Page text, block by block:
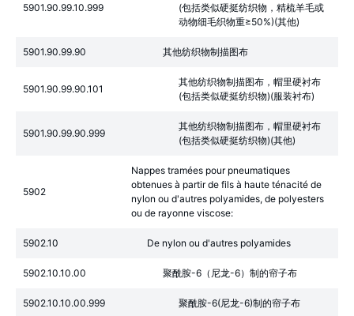
5901.90.99.10.999
(包括类似硬挺纺织物，精梳羊毛或
动物细毛织物重≥50%)(其他)
5901.90.99.90 其他纺织物制描图布
5901.90.99.90.101
其他纺织物制描图布，帽里硬衬布
(包括类似硬挺纺织物)(服装衬布)
5901.90.99.90.999
其他纺织物制描图布，帽里硬衬布
(包括类似硬挺纺织物)(其他)
5902
Nappes tramées pour pneumatiques
obtenues à partir de fils à haute ténacité de
nylon ou d'autres polyamides, de polyesters
ou de rayonne viscose:
5902.10 De nylon ou d'autres polyamides
5902.10.10.00 聚酰胺-6（尼龙-6）制的帘子布
5902.10.10.00.999 聚酰胺-6(尼龙-6)制的帘子布